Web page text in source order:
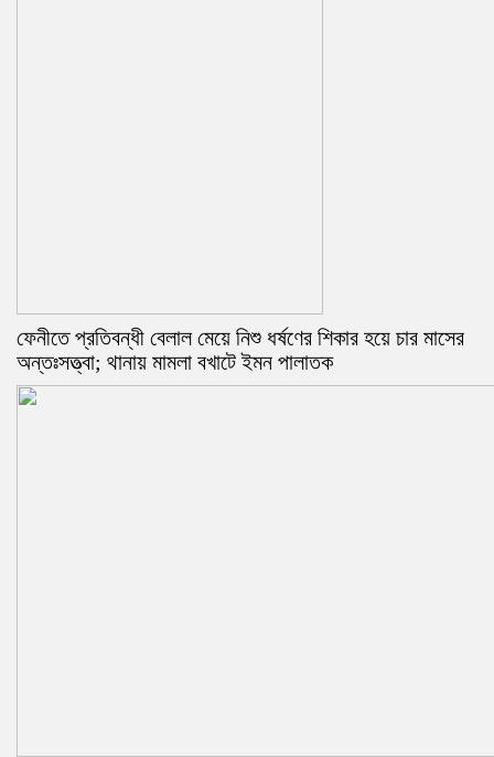
ফেনীতে প্রতিবন্ধী বেলাল মেয়ে নিশু ধর্ষণের শিকার হয়ে চার মাসের
অন্তঃসত্ত্বা; থানায় মামলা বখাটে ইমন পালাতক